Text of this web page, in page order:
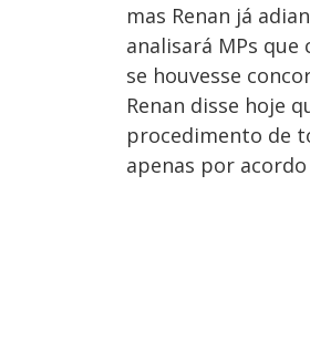
mas Renan já
analisará MPs
se houvesse
Renan disse hoje
procedimento de
apenas por